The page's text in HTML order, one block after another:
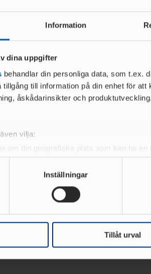
Information
dina uppgifter
behandlar din personliga data, som t.ex.
till information på din enhet för
åskådarinsikter och
vilja:
om din geografiska plats som kan ha en
personliga uppgifter behandlas och ställ
när som helst från cookie-förklaringen.
vår trafik. Vi vidarebefordrar även
och analysföretag som vi
du har tillhandahållit eller som de har
Inställningar
Tillåt urval
19 JUNI 2026 | 08:00
Utvecklingsträff Norrland arrangeras
mellan Riksfriidrottsgymnasiet Umeå,
kompetenscentrum Idrottshögskola vid
Norra och Södra Norrlands
Huvudsponsor